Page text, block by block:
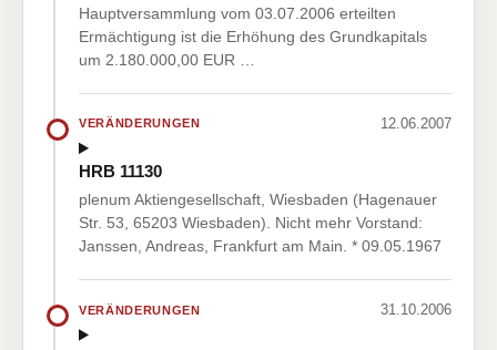
Hauptversammlung vom 03.07.2006 erteilten
Ermächtigung ist die Erhöhung des Grundkapitals
um 2.180.000,00 EUR …
VERÄNDERUNGEN 12.06.2007
HRB 11130
plenum Aktiengesellschaft, Wiesbaden (Hagenauer
Str. 53, 65203 Wiesbaden). Nicht mehr Vorstand:
Janssen, Andreas, Frankfurt am Main. * 09.05.1967
VERÄNDERUNGEN 31.10.2006